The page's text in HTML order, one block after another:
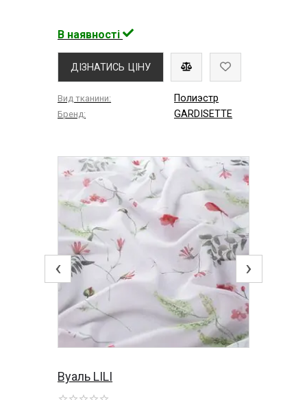
В наявності
ДІЗНАТИСЬ ЦІНУ
Вид тканини: Полиэстр
Бренд: GARDISETTE
‹ ›
Вуаль LILI